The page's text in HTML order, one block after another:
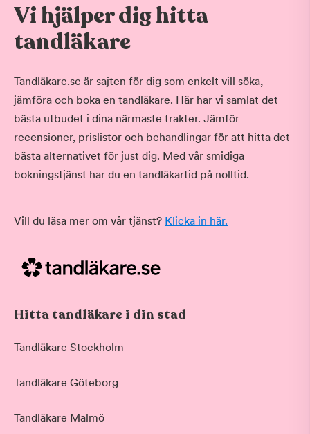
Vi hjälper dig hitta
tandläkare
Tandläkare.se är sajten för dig som enkelt vill söka,
jämföra och boka en tandläkare. Här har vi samlat det
bästa utbudet i dina närmaste trakter. Jämför
recensioner, prislistor och behandlingar för att hitta det
bästa alternativet för just dig. Med vår smidiga
bokningstjänst har du en tandläkartid på nolltid.
Vill du läsa mer om vår tjänst? Klicka in här.
Hitta tandläkare i din stad
Tandläkare Stockholm
Tandläkare Göteborg
Tandläkare Malmö